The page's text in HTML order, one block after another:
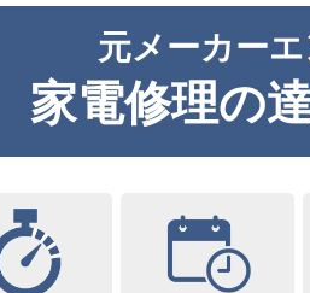
元メーカー
家電修理の